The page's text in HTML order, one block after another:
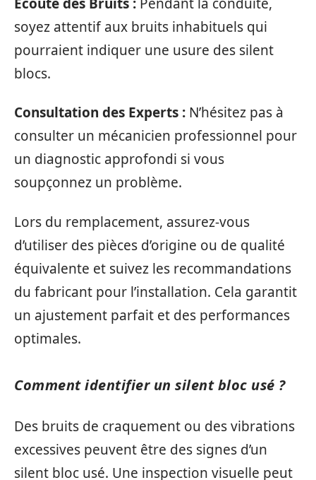
soyez attentif aux bruits inhabituels qui
pourraient indiquer une usure des silent
blocs.
Consultation des Experts : N’hésitez pas à
consulter un mécanicien professionnel pour
un diagnostic approfondi si vous
soupçonnez un problème.
Lors du remplacement, assurez-vous
d’utiliser des pièces d’origine ou de qualité
équivalente et suivez les recommandations
du fabricant pour l’installation. Cela garantit
un ajustement parfait et des performances
optimales.
Comment identifier un silent bloc usé ?
Des bruits de craquement ou des vibrations
excessives peuvent être des signes d’un
silent bloc usé. Une inspection visuelle peut